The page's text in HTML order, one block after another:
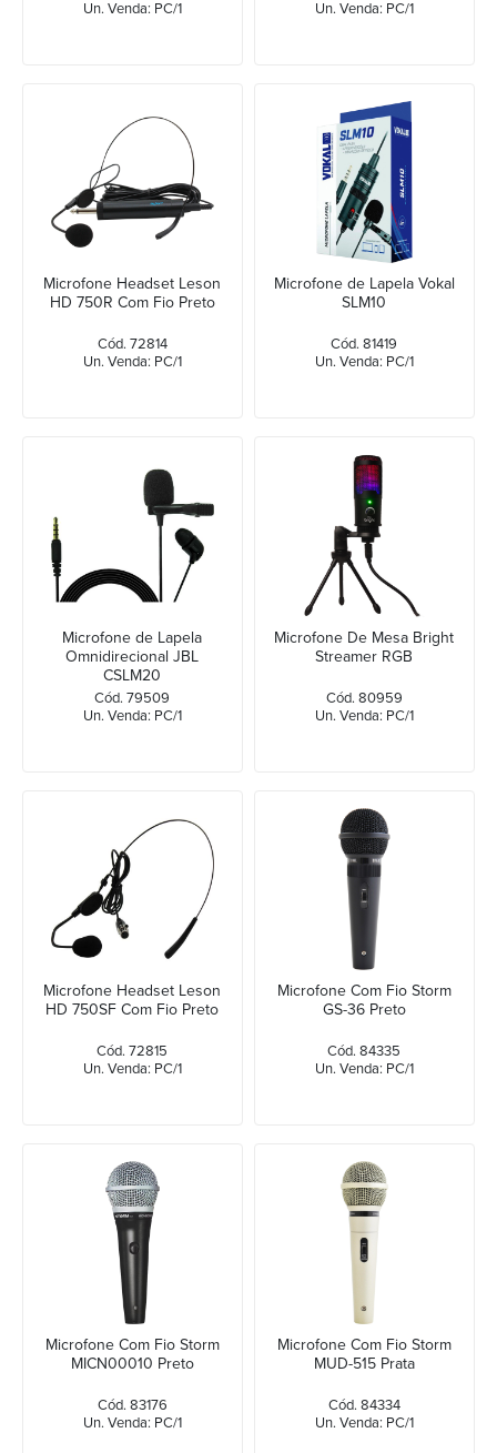
Un. Venda: PC/1 Un. Venda: PC/1
Microfone Headset Leson
HD 750R Com Fio Preto
Cód. 72814
Un. Venda: PC/1
Microfone de Lapela Vokal
SLM10
Cód. 81419
Un. Venda: PC/1
Microfone de Lapela
Omnidirecional JBL
CSLM20
Cód. 79509
Un. Venda: PC/1
Microfone De Mesa Bright
Streamer RGB
Cód. 80959
Un. Venda: PC/1
Microfone Headset Leson
HD 750SF Com Fio Preto
Cód. 72815
Un. Venda: PC/1
Microfone Com Fio Storm
GS-36 Preto
Cód. 84335
Un. Venda: PC/1
Microfone Com Fio Storm
MICN00010 Preto
Cód. 83176
Un. Venda: PC/1
Microfone Com Fio Storm
MUD-515 Prata
Cód. 84334
Un. Venda: PC/1